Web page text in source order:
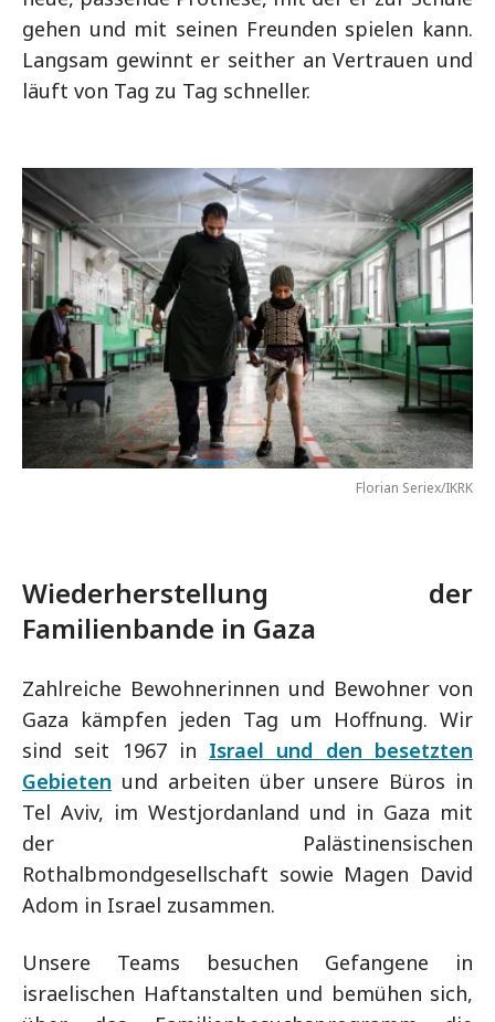
gehen und mit seinen Freunden spielen kann.
Langsam gewinnt er seither an Vertrauen und
läuft von Tag zu Tag schneller.
Florian Seriex/IKRK
Wiederherstellung der
Familienbande in Gaza
Zahlreiche Bewohnerinnen und Bewohner von
Gaza kämpfen jeden Tag um Hoffnung. Wir
sind seit 1967 in Israel und den besetzten
Gebieten und arbeiten über unsere Büros in
Tel Aviv, im Westjordanland und in Gaza mit
der Palästinensischen
Rothalbmondgesellschaft sowie Magen David
Adom in Israel zusammen.
Unsere Teams besuchen Gefangene in
israelischen Haftanstalten und bemühen sich,